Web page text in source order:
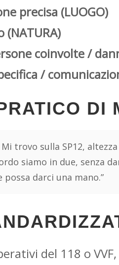
precisa (LUOGO)
(NATURA)
coinvolte /
/
DI
Mi trovo sulla SP12,
siamo in due, senza
possa darci una mano.”
del 118 o